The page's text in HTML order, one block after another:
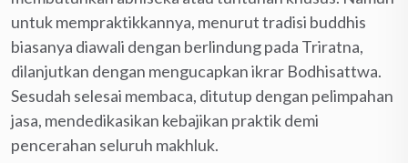
untuk mempraktikkannya, menurut tradisi buddhis
biasanya diawali dengan berlindung pada Triratna,
dilanjutkan dengan mengucapkan ikrar Bodhisattwa.
Sesudah selesai membaca, ditutup dengan pelimpahan
jasa, mendedikasikan kebajikan praktik demi
pencerahan seluruh makhluk.